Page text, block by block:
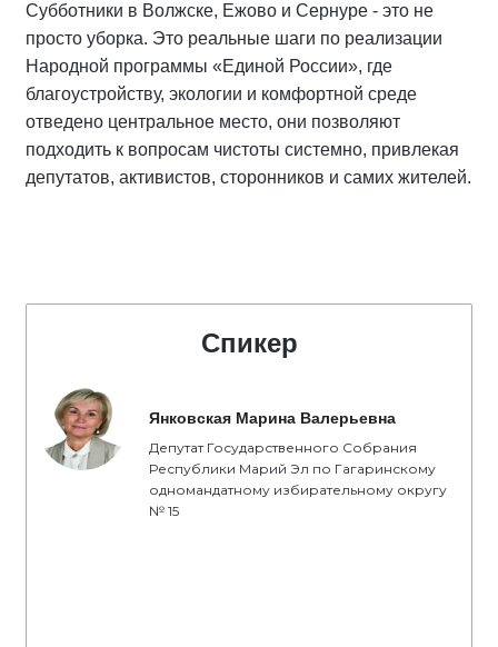
Субботники в Волжске, Ежово и Сернуре - это не
просто уборка. Это реальные шаги по реализации
Народной программы «Единой России», где
благоустройству, экологии и комфортной среде
отведено центральное место, они позволяют
подходить к вопросам чистоты системно, привлекая
депутатов, активистов, сторонников и самих жителей.
Спикер
Янковская Марина Валерьевна
Депутат Государственного Собрания
Республики Марий Эл по Гагаринскому
одномандатному избирательному округу
№ 15